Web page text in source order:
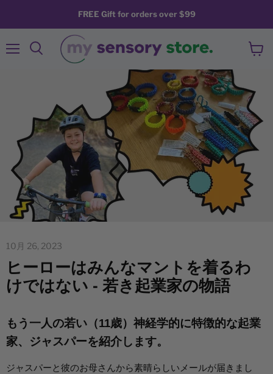
FREE Gift for orders over $99
を
見
る
10月 26, 2023
ヒーローはみんなマントを着るわ
けではない - 若き起業家の物語
もう一人の若い（11歳）神経学的に特徴的な起業
家、ジャスパーを紹介します。
ジャスパーと彼のお母さんから素晴らしいメールが届きまし